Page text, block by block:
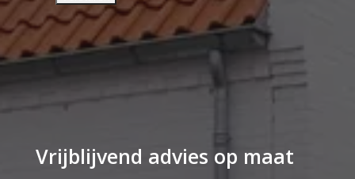
Vrijblijvend advies op maat